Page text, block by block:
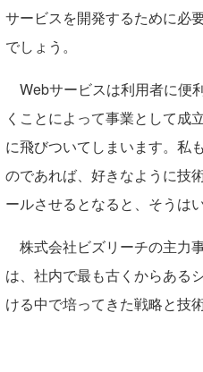
サービスを開発するために必
でしょう。
Webサービスは利用者に便
くことによって事業として成
に飛びついてしまいます。私
のであれば、好きなように技
ールさせるとなると、そうは
株式会社ビズリーチの主力
は、社内で最も古くからある
ける中で培ってきた戦略と技